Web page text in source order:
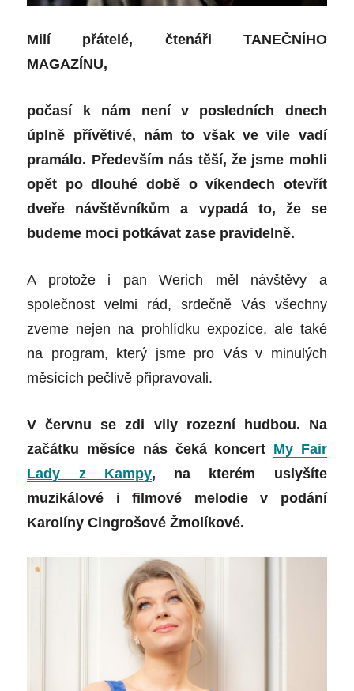
Milí přátelé, čtenáři TANEČNÍHO
MAGAZÍNU,
počasí k nám není v posledních dnech
úplně přívětivé, nám to však ve vile vadí
pramálo. Především nás těší, že jsme mohli
opět po dlouhé době o víkendech otevřít
dveře návštěvníkům a vypadá to, že se
budeme moci potkávat zase pravidelně.
A protože i pan Werich měl návštěvy a
společnost velmi rád, srdečně Vás všechny
zveme nejen na prohlídku expozice, ale také
na program, který jsme pro Vás v minulých
měsících pečlivě připravovali.
V červnu se zdi vily rozezní hudbou. Na
začátku měsíce nás čeká koncert My Fair
Lady z Kampy, na kterém uslyšíte
muzikálové i filmové melodie v podání
Karolíny Cingrošové Žmolíkové.